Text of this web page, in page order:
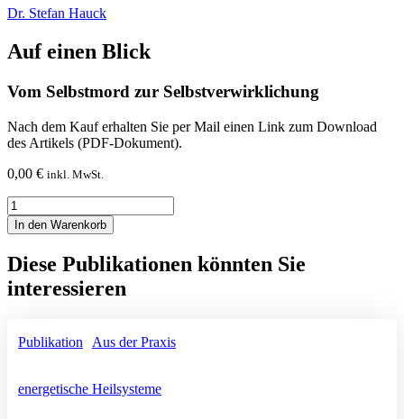
Dr. Stefan Hauck
Auf einen Blick
Vom Selbstmord zur Selbstverwirklichung
Nach dem Kauf erhalten Sie per Mail einen Link zum Download
des Artikels (PDF-Dokument).
0,00 € inkl. MwSt.
Vom
Selbstmord
zur
Menge
In den Warenkorb
Diese Publikationen könnten Sie
interessieren
Publikation Aus der Praxis
energetische Heilsysteme